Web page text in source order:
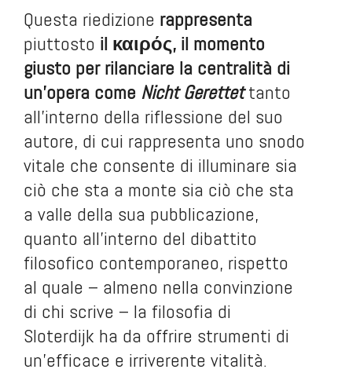
Questa riedizione rappresenta
piuttosto il καιρός, il momento
giusto per rilanciare la centralità di
un’opera come Nicht Gerettet tanto
all’interno della riflessione del suo
autore, di cui rappresenta uno snodo
vitale che consente di illuminare sia
ciò che sta a monte sia ciò che sta
a valle della sua pubblicazione,
quanto all’interno del dibattito
filosofico contemporaneo, rispetto
al quale – almeno nella convinzione
di chi scrive – la filosofia di
Sloterdijk ha da offrire strumenti di
un’efficace e irriverente vitalità.